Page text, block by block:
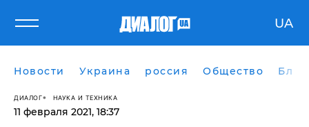
UA
Новости Украина россия Общество
ДИАЛОГ НАУКА И ТЕХНИКА
11 февраля 2021, 18:37